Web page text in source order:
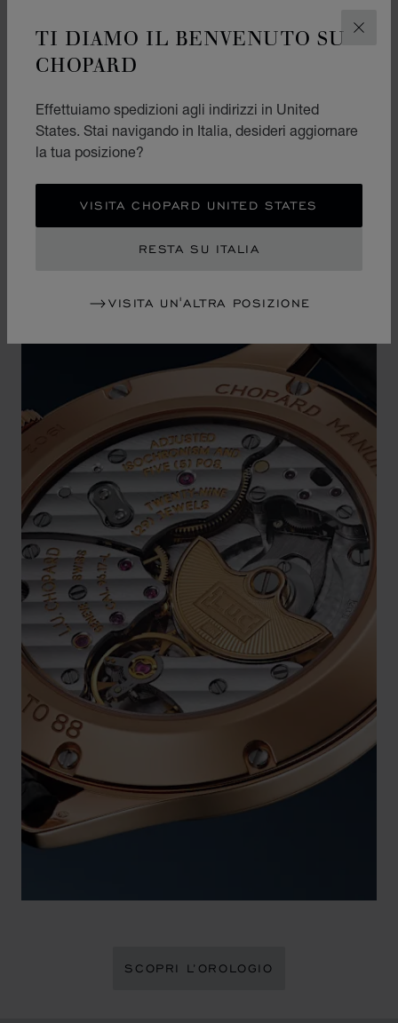
TI DIAMO IL BENVENUTO SU
CHOPARD
Effettuiamo spedizioni agli indirizzi in United
States. Stai navigando in Italia, desideri aggiornare
la tua posizione?
VISITA CHOPARD UNITED STATES
RESTA SU ITALIA
VISITA UN'ALTRA POSIZIONE
INCONTRA
L’ARTIGIANATO
Questo prezioso quadrante è alloggiato in una
cassa ultrapiatta in oro etico rosa 18 carati che,
oltre alla comodità al polso, offre un livello
impareggiabile di eleganza e sobrietà.
SCOPRI L’OROLOGIO